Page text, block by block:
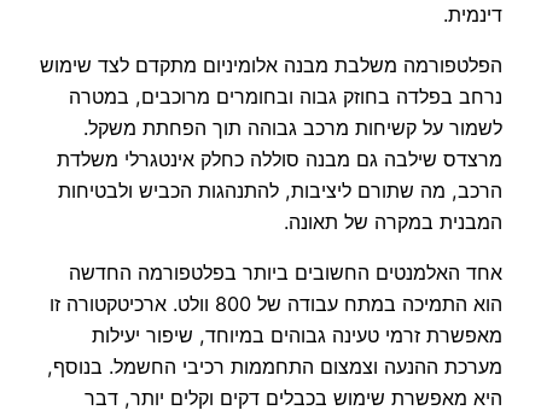
דינמית.
הפלטפורמה משלבת מבנה אלומיניום מתקדם לצד שימוש
נרחב בפלדה בחוזק גבוה ובחומרים מרוכבים, במטרה
לשמור על קשיחות מרכב גבוהה תוך הפחתת משקל.
מרצדס שילבה גם מבנה סוללה כחלק אינטגרלי משלדת
הרכב, מה שתורם ליציבות, להתנהגות הכביש ולבטיחות
המבנית במקרה של תאונה.
אחד האלמנטים החשובים ביותר בפלטפורמה החדשה
הוא התמיכה במתח עבודה של 800 וולט. ארכיטקטורה זו
מאפשרת זרמי טעינה גבוהים במיוחד, שיפור יעילות
מערכת ההנעה וצמצום התחממות רכיבי החשמל. בנוסף,
היא מאפשרת שימוש בכבלים דקים וקלים יותר, דבר